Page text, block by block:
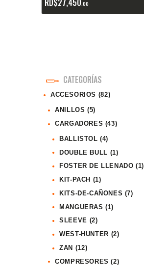
00
CATEGORÍAS
ACCESORIOS (82)
ANILLOS (5)
CARGADORES (43)
BALLISTOL (4)
DOUBLE BULL (1)
FOSTER DE LLENADO (1)
KIT-PACH (1)
KITS-DE-CAÑONES (7)
MANGUERAS (1)
SLEEVE (2)
WEST-HUNTER (2)
ZAN (12)
COMPRESORES (2)